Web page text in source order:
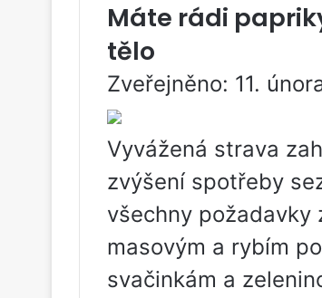
Máte rádi
tělo
Zveřejněno: 11.
Vyvážená strava
zvýšení spotřeby
všechny požadavky
masovým a rybím
svačinkám a